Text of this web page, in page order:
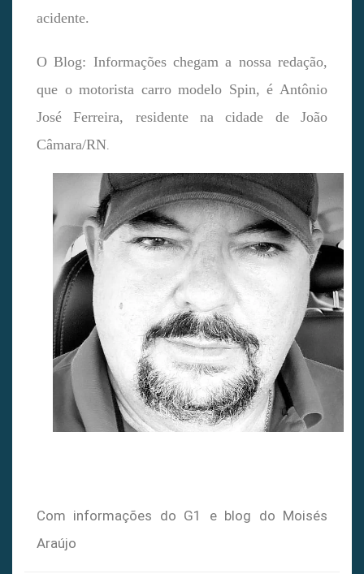
acidente.
O Blog: Informações chegam a nossa redação,
que o motorista carro modelo Spin, é Antônio
José Ferreira, residente na cidade de João
Câmara/RN.
Com informações do G1 e blog do Moisés
Araújo